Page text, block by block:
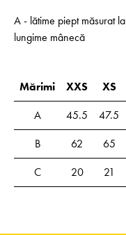
A - lătime piept măsurat
lungime mânecă
Mărimi XXS XS
A
45.5 47.5
B
62 65
C
20 21